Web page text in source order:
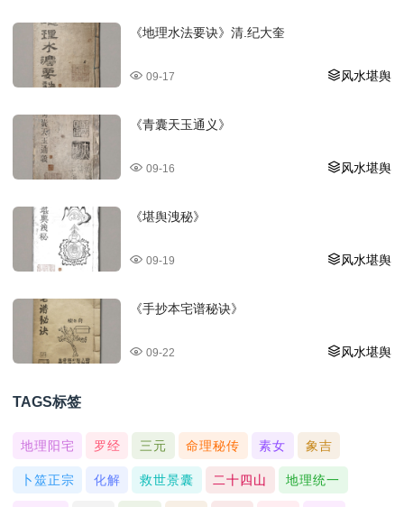
《地理水法要诀》清.纪大奎
风水堪舆
09-17
《青囊天玉通义》
风水堪舆
09-16
《堪舆洩秘》
风水堪舆
09-19
《手抄本宅谱秘诀》
风水堪舆
09-22
TAGS标签
地理阳宅 罗经 三元 命理秘传 素女 象吉
卜筮正宗 化解 救世景囊 二十四山 地理统一